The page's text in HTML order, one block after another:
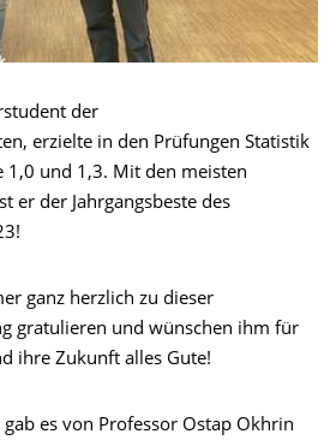
der
erzielte in den Prüfungen Statistik
1,0 und 1,3. Mit den meisten
er der Jahrgangsbeste des
ganz herzlich zu dieser
gratulieren und wünschen ihm für
ihre Zukunft alles Gute!
es von Professor Ostap Okhrin